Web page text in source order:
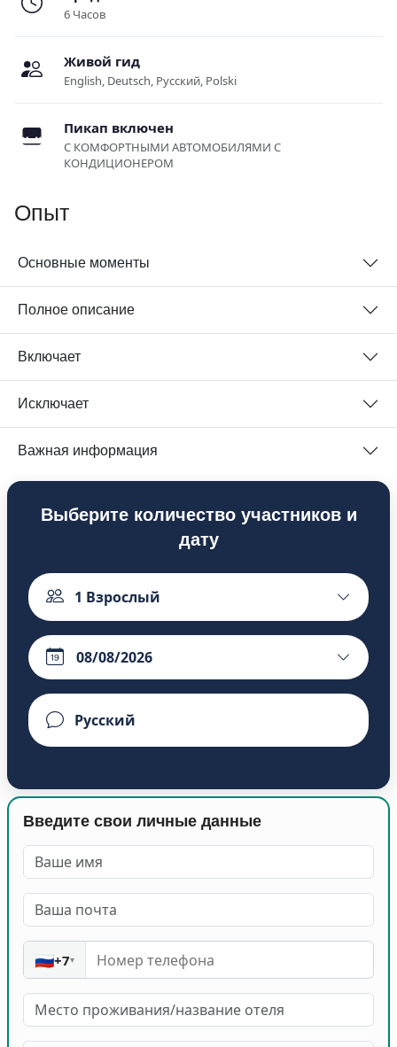
6 Часов
Живой гид
English, Deutsch, Русский, Polski
Пикап включен
С КОМФОРТНЫМИ АВТОМОБИЛЯМИ С
КОНДИЦИОНЕРОМ
Опыт
Основные моменты
Полное описание
Включает
Исключает
Важная информация
Выберите количество участников и
дату
1 Взрослый
Введите свои личные данные
🇷🇺+7▾